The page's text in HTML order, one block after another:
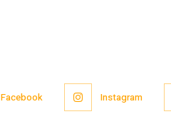
Facebook Instagram